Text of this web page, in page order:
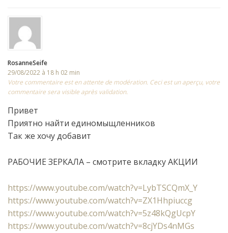
RosanneSeife
29/08/2022 à 18 h 02 min
Votre commentaire est en attente de modération. Ceci est un aperçu, votre
commentaire sera visible après validation.
Привет
Приятно найти единомыщленников
Так же хочу добавит
РАБОЧИЕ ЗЕРКАЛА – смотрите вкладку АКЦИИ
https://www.youtube.com/watch?v=LybTSCQmX_Y
https://www.youtube.com/watch?v=ZX1Hhpiuccg
https://www.youtube.com/watch?v=5z48kQgUcpY
https://www.youtube.com/watch?v=8cjYDs4nMGs